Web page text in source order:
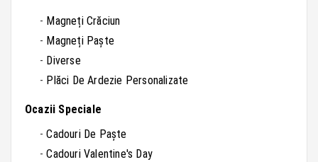
Magneți Crăciun
Magneți Paște
Diverse
Plăci De Ardezie Personalizate
Ocazii Speciale
Cadouri De Paște
Cadouri Valentine's Day